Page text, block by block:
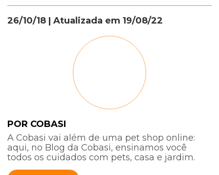
26/10/18 | Atualizada em 19/08/22
POR COBASI
A Cobasi vai além de uma pet shop online:
aqui, no Blog da Cobasi, ensinamos você
todos os cuidados com pets, casa e jardim.